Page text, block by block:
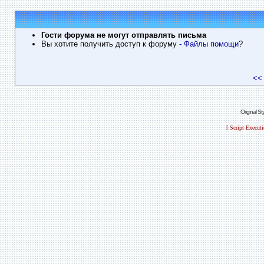
Гости форума не могут отправлять письма
Вы хотите получить доступ к форуму - Файлы помощи?
<<
Original
[ Script